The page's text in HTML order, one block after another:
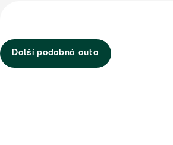
Další podobná auta